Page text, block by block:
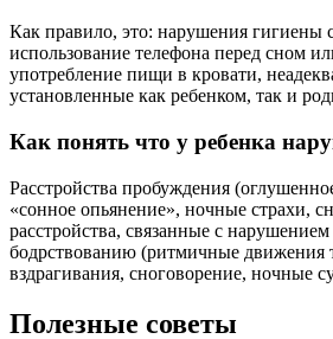
Как правило, это: нарушения гигиены
использование телефона перед сном
употребление пищи в кровати,
установленные как ребенком, так и
Как понять что у ребенка
Расстройства пробуждения
«сонное опьянение», ночные страхи,
расстройства, связанные с нарушением
бодрствованию (ритмичные движения
вздрагивания, сноговорение, ночные
Полезные советы